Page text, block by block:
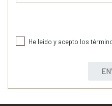
He leído y acepto los